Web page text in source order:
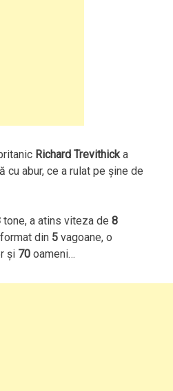
Richard Trevithicka
abur, ce a rulat pe şine de
tone, a atins viteza de8
din 5 vagoane, o
şi 70 oameni…